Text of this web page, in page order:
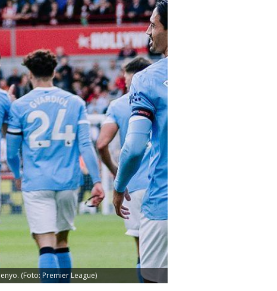
(Foto: Premier League)